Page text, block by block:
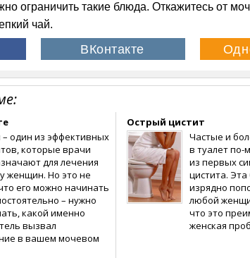
ограничить такие блюда. Откажитесь от
чай.
один из эффективных
которые врачи
для лечения
женщин. Но это не
его можно начинать
– нужно
какой именно
вызвал
в вашем мочевом
Острый цистит
Частые и
в туалет по-
из первых
цистита.
изрядно
любой
что это
женская